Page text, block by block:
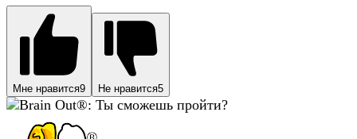
Мне нравится9 Не нравится5